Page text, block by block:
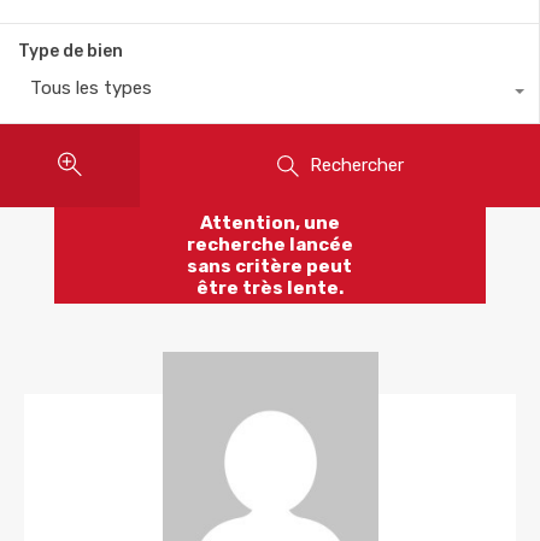
Type de bien
Tous les types
Rechercher
Attention, une
recherche lancée
sans critère peut
être très lente.